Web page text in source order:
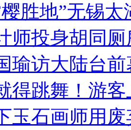
胜地”无锡
师投身胡同
瑜访大陆台
得跳舞！游客
玉石画师用